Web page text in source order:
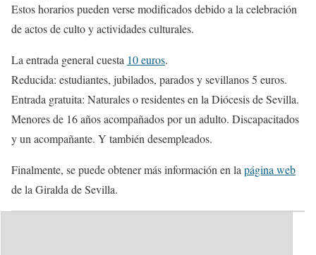
Estos horarios pueden verse modificados debido a la celebración
de actos de culto y actividades culturales.
La entrada general cuesta 10 euros.
Reducida: estudiantes, jubilados, parados y sevillanos 5 euros.
Entrada gratuita: Naturales o residentes en la Diócesis de Sevilla.
Menores de 16 años acompañados por un adulto. Discapacitados
y un acompañante. Y también desempleados.
Finalmente, se puede obtener más información en la página web
de la Giralda de Sevilla.